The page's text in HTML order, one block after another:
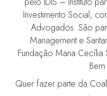
Investimento Social,
Advogados. São
Management e
Fundação Maria
Quer fazer parte da